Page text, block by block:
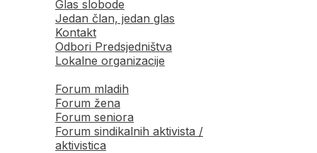
Glas slobode
Jedan član, jedan glas
Kontakt
Odbori Predsjedništva
Lokalne organizacije
Forum mladih
Forum žena
Forum seniora
Forum sindikalnih aktivista /
aktivistica